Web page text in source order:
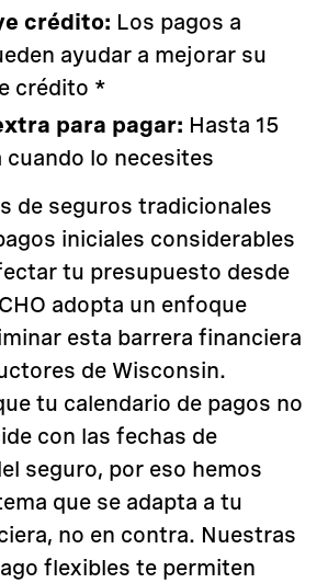
crédito: Los pagos a
ayudar a mejorar su
crédito *
para pagar: Hasta 15
cuando lo necesites
de seguros tradicionales
iniciales considerables
tu presupuesto desde
adopta un enfoque
esta barrera financiera
de Wisconsin.
tu calendario de pagos no
con las fechas de
seguro, por eso hemos
que se adapta a tu
no en contra. Nuestras
flexibles te permiten